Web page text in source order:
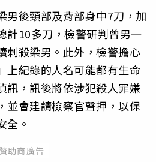
男後頸部及背部身中7刀，加
計10多刀，檢警研判曾男一
刺殺梁男。此外，檢警擔心
上紀錄的人名可能都有生命
訊，訊後將依涉犯殺人罪嫌
並會建請檢察官聲押，以保
全。